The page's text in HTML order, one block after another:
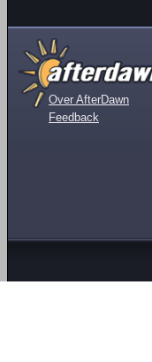
Over AfterDawn
Feedback